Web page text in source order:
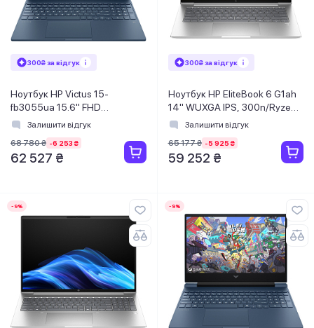
300₴ за відгук
Ноутбук HP Victus 15-
fb3055ua 15.6" FHD
IPS,300n/Ryzen 5-8645HS
4050, 6GB/DOS/Синій
Залишити відгук
68 780 ₴ -6 253 ₴
62 527 ₴
300₴ за відгук
Ноутбук HP EliteBook 6 G1ah
14" WUXGA IPS, 300n/Ryzen
5-220
Підсв/DOS
Залишити відгук
65 177 ₴ -5 925 ₴
59 252 ₴
-9% -9%